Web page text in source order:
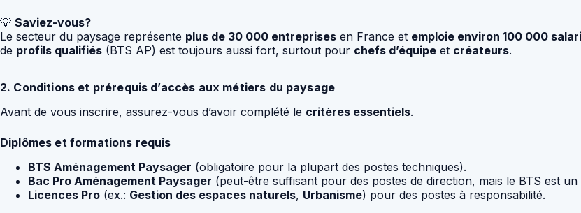
💡 Saviez-vous?
Le secteur du paysage représente plus de 30 000 entreprises en France et emploie environ 100 000
de profils qualifiés (BTS AP) est toujours aussi fort, surtout pour chefs d’équipe et créateurs.
2. Conditions et prérequis d’accès aux métiers du paysage
Avant de vous inscrire, assurez-vous d’avoir complété le critères essentiels.
Diplômes et formations requis
BTS Aménagement Paysager (obligatoire pour la plupart des postes techniques).
Bac Pro Aménagement Paysager (peut-être suffisant pour des postes de direction, mais le BTS est
Licences Pro (ex.: Gestion des espaces naturels, Urbanisme) pour des postes à responsabilité.